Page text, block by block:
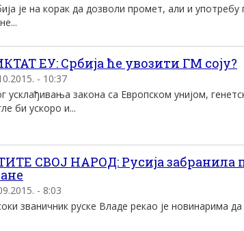
је на корак да дозволи промет, али и
ЕУ: Србија ће увозити ГМ соју?
- 10:37
усклађивања закона са Европском унијом,
би ускоро и...
СВОЈ НАРОД: Русија забранила
- 8:03
званичник руске Владе рекао је новинарима да